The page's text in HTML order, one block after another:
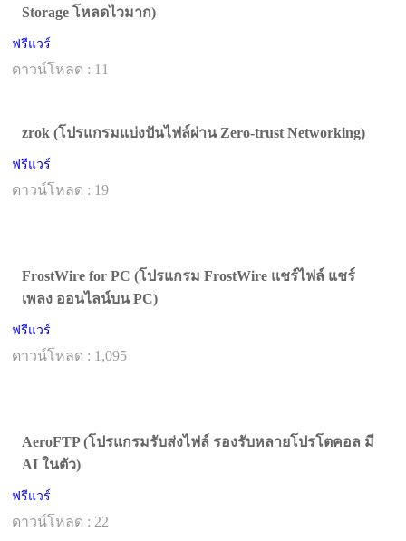
Storage โหลดไวมาก)
ฟรีแวร์
ดาวน์โหลด : 11
zrok (โปรแกรมแบ่งปันไฟล์ผ่าน Zero-trust Networking)
ฟรีแวร์
ดาวน์โหลด : 19
FrostWire for PC (โปรแกรม FrostWire แชร์ไฟล์ แชร์
เพลง ออนไลน์บน PC)
ฟรีแวร์
ดาวน์โหลด : 1,095
AeroFTP (โปรแกรมรับส่งไฟล์ รองรับหลายโปรโตคอล มี
AI ในตัว)
ฟรีแวร์
ดาวน์โหลด : 22